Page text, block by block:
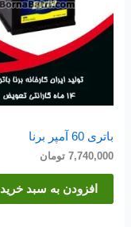
باتری 60 آمپر برنا
7,740,000 تومان
افزودن به سبد خرید